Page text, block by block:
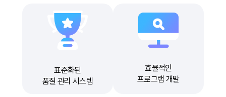
표준화된
품질 관리 시스템
효율적인
프로그램 개발